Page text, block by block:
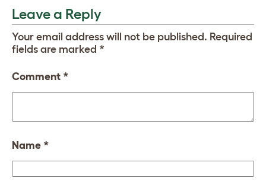
Leave a Reply
Your email address will not be published. Required
fields are marked *
Comment *
Name *